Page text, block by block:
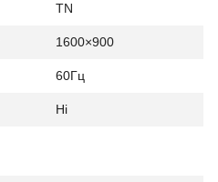
TN
1600×900
60Гц
Ні